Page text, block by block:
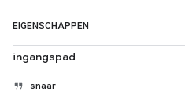
EIGENSCHAPPEN
ingangspad
snaar